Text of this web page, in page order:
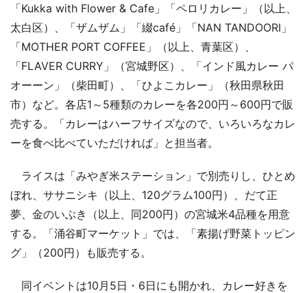
「Kukka with Flower & Cafe」「ペロリカレー」（以上、
太白区）、「ザムザム」「綴café」「NAN TANDOORI」
「MOTHER PORT COFFEE」（以上、青葉区）、
「FLAVER CURRY」（宮城野区）、「インド風カレー パ
オーーン」（柴田町）、「ひよこカレー」（秋田県秋田
市）など。各店1～5種類のカレーを各200円～600円で販
売する。「カレーはハーフサイズなので、いろいろなカレ
ーを食べ比べていただければ」と担当者。
ライスは「みやぎ米ステーション」で別売りし、ひとめ
ぼれ、ササニシキ（以上、120グラム100円）、だて正
夢、金のいぶき（以上、同200円）の宮城米4品種を用意
する。「涌谷町マーケット」では、「素揚げ野菜トッピン
グ」（200円）も販売する。
同イベントは10月5日・6日にも開かれ、カレー好きを